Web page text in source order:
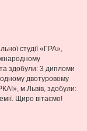
студії «ГРА»,
здобули: 3 дипломи
двотуровому
м.Львів, здобули:
Щиро вітаємо!